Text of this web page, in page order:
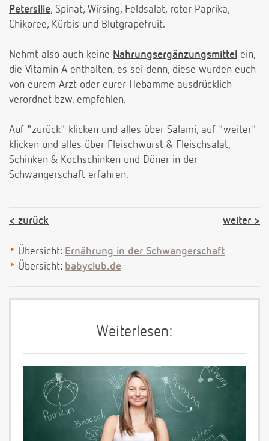
Petersilie, Spinat, Wirsing, Feldsalat, roter Paprika,
Chikoree, Kürbis und Blutgrapefruit.
Nehmt also auch keine Nahrungsergänzungsmittel ein,
die Vitamin A enthalten, es sei denn, diese wurden euch
von eurem Arzt oder eurer Hebamme ausdrücklich
verordnet bzw. empfohlen.
Auf "zurück" klicken und alles über Salami, auf "weiter"
klicken und alles über Fleischwurst & Fleischsalat,
Schinken & Kochschinken und Döner in der
Schwangerschaft erfahren.
zurück weiter
Übersicht: Ernährung in der Schwangerschaft
Übersicht: babyclub.de
Weiterlesen: